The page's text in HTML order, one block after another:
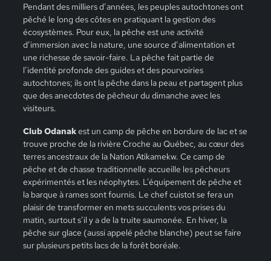
Pendant des milliers d’années, les peuples autochtones ont
pêché le long des côtes en pratiquant la gestion des
écosystèmes. Pour eux, la pêche est une activité
d’immersion avec la nature, une source d’alimentation et
une richesse de savoir-faire. La pêche fait partie de
l’identité profonde des guides et des pourvoiries
autochtones; ils ont la pêche dans la peau et partagent plus
que des anecdotes de pêcheur du dimanche avec les
visiteurs.
Club Odanakest un camp de pêche en bordure de lac et se
trouve proche de la rivière Croche au Québec, au cœur des
terres ancestraux de la Nation Atikamekw. Ce camp de
pêche et de chasse traditionnelle accueille les pêcheurs
expérimentés et les néophytes. L’équipement de pêche et
la barque à rames sont fournis. Le chef cuistot se fera un
plaisir de transformer en mets succulents vos prises du
matin, surtout s’il y a de la truite saumonée. En hiver, la
pêche sur glace (aussi appelé pêche blanche) peut se faire
sur plusieurs petits lacs de la forêt boréale.